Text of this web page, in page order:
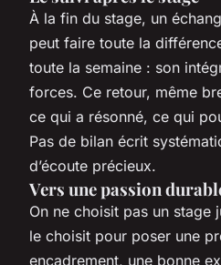
À la fin du stage, un
peut faire toute la
toute la semaine : son
forces. Ce retour, même
ce qui a résonné, ce qui
Pas de bilan écrit
d’écoute précieux.
Vers une passion
On ne choisit pas un stage
le choisit pour poser une
encadrement, une bonne